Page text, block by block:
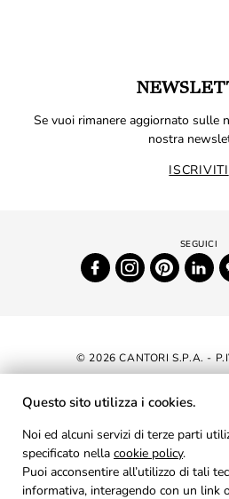
Se vuoi rimanere aggiornato sulle
nostra
ISCRIVITI
© 2026 CANTORI S.P.A. -
DICHIARAZIONE DI
AREA
PRIVACY
Questo sito utilizza i cookies.
Noi ed alcuni servizi di terze parti
specificato nella cookie policy.
Puoi acconsentire all’utilizzo di tali
informativa, interagendo con un link